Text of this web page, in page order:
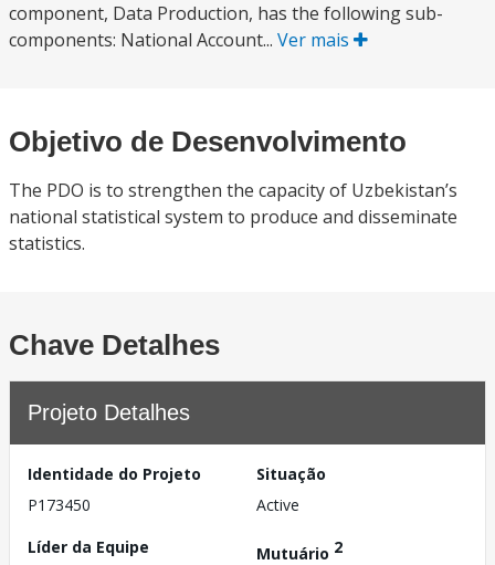
component, Data Production, has the following sub-
components: National Account... Ver mais
Objetivo de Desenvolvimento
The PDO is to strengthen the capacity of Uzbekistan’s
national statistical system to produce and disseminate
statistics.
Chave Detalhes
Projeto Detalhes
Identidade do Projeto
P173450
Situação
Active
Líder da Equipe
Mutuário 2